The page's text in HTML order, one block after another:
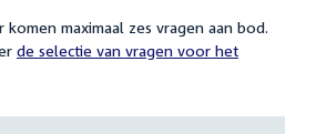
maximaal zes vragen aan bod.
de selectie van vragen voor het